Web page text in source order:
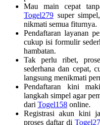
Mau main cepat
Togel279 super
nikmati semua fiturnya.
Pendaftaran layanan
cukup isi formulir
hambatan.
Tak perlu ribet,
sederhana dan cepat,
langsung menikmati
Pendaftaran kini
langkah simpel agar
dari Togel158 online.
Registrasi akun kini
proses daftar di